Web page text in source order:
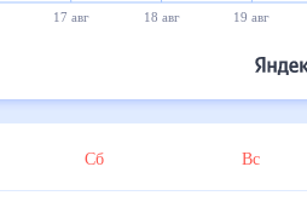
17 авг 18 авг 19 авг
Сб Вс